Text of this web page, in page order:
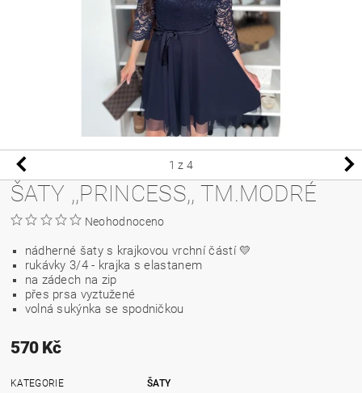
1 z 4
ŠATY ,,PRINCESS,, TM.MODRÉ
Neohodnoceno
nádherné šaty s krajkovou vrchní částí 💛
rukávky 3/4 - krajka s elastanem
na zádech na zip
přes prsa vyztužené
volná sukýnka se spodničkou
570 Kč
KATEGORIE ŠATY